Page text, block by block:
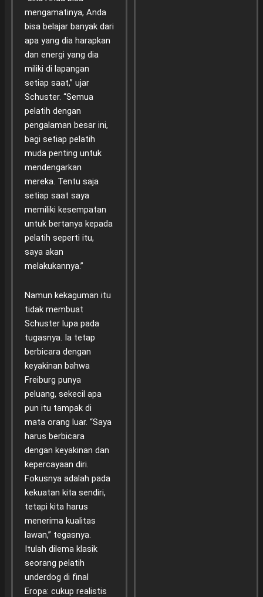
mengamatinya, Anda
bisa belajar banyak dari
apa yang dia harapkan
dan energi yang dia
miliki di lapangan
setiap saat,” ujar
Schuster. “Semua
pelatih dengan
pengalaman besar ini,
bagi setiap pelatih
muda penting untuk
mendengarkan
mereka. Tentu saja
setiap saat saya
memiliki kesempatan
untuk bertanya kepada
pelatih seperti itu,
saya akan
melakukannya.”
Namun kekaguman itu
tidak membuat
Schuster lupa pada
tugasnya. Ia tetap
berbicara dengan
keyakinan bahwa
Freiburg punya
peluang, sekecil apa
pun itu tampak di
mata orang luar. “Saya
harus berbicara
dengan keyakinan dan
kepercayaan diri.
Fokusnya adalah pada
kekuatan kita sendiri,
tetapi kita harus
menerima kualitas
lawan,” tegasnya.
Itulah dilema klasik
seorang pelatih
underdog di final
Eropa: cukup realistis